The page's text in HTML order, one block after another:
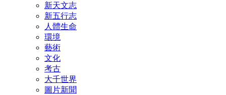
新天文志
新五行志
人體生命
環境
藝術
文化
考古
大千世界
圖片新聞